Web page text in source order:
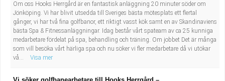
Om oss Hooks Herrgård är en fantastisk anläggning 20 minuter söder om
Jönköping. Vi har blivit utsedda till Sveriges bästa mötesplats ett flertal
gånger, vi har två fina golfbanor, ett riktigt vasst kök samt en av Skandinaviens
bästa Spa & Fitnessanläggningar. Idag består vårt spateam av ca 25 kunniga
medarbetare fördelat på spa, behandling och träning. Om jobbet Det är många
som vill besöka vårt härliga spa och nu söker vi fler medarbetare då vi utökar
vå...
Visa mer